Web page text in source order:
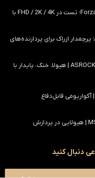
بررسی سخت افزاری بازی Forza Horizon 6؛ تست در FHD / 2K / 4K با
بررسی مادربرد ASRock Z890 Taichi؛ پرچمدار ازراک برای پردازنده‌های
اولین بررسی مادربرد ASROCK X870E TAICHI | هیولا، خنک، پایدار با
دنبال کنید